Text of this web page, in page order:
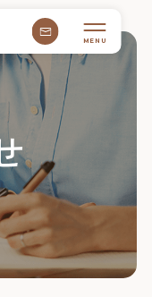
MENU